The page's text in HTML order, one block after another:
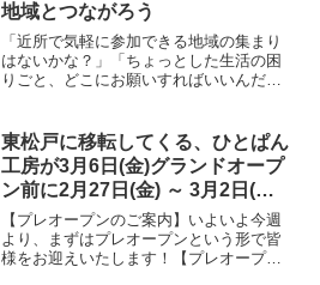
地域とつながろう
「近所で気軽に参加できる地域の集まり
はないかな？」「ちょっとした生活の困
りごと、どこにお願いすればいいんだろ
利なWEBサービス「まつど地域つながり
マップ」をご紹介します...
東松戸に移転してくる、ひとぱん
工房が3月6日(金)グランドオープ
ン前に2月27日(金) ～ 3月2日(月)
プレ・オープンします
【プレオープンのご案内】いよいよ今週
より、まずはプレオープンという形で皆
様をお迎えいたします！【プレオープ